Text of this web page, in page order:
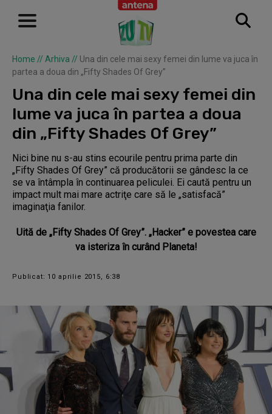
Home // Arhiva // Una din cele mai sexy femei din lume va juca în
partea a doua din „Fifty Shades Of Grey”
Una din cele mai sexy femei din
lume va juca în partea a doua
din „Fifty Shades Of Grey”
Nici bine nu s-au stins ecourile pentru prima parte din
„Fifty Shades Of Grey” că producătorii se gândesc la ce
se va întâmpla în continuarea peliculei. Ei caută pentru un
impact mult mai mare actriţe care să le „satisfacă”
imaginaţia fanilor.
Uită de „Fifty Shades Of Grey”. „Hacker” e povestea care
va isteriza în curând Planeta!
Publicat: 10 aprilie 2015, 6:38